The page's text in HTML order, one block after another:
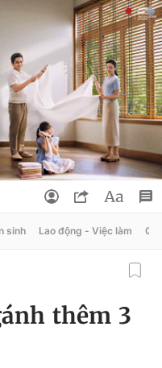
sinh Lao động - Việc làm
thêm 3